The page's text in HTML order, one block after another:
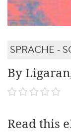
SPRACHE -
By
Read this